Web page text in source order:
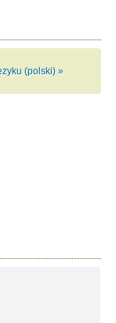
(polski) »